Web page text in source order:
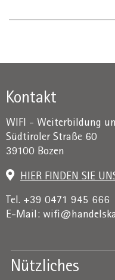
Kontakt
WIFI - Weiterbildung
Südtiroler Straße 60
39100 Bozen
HIER FINDEN SIE
Tel. +39 0471 945 666
E-Mail:
Nützliches